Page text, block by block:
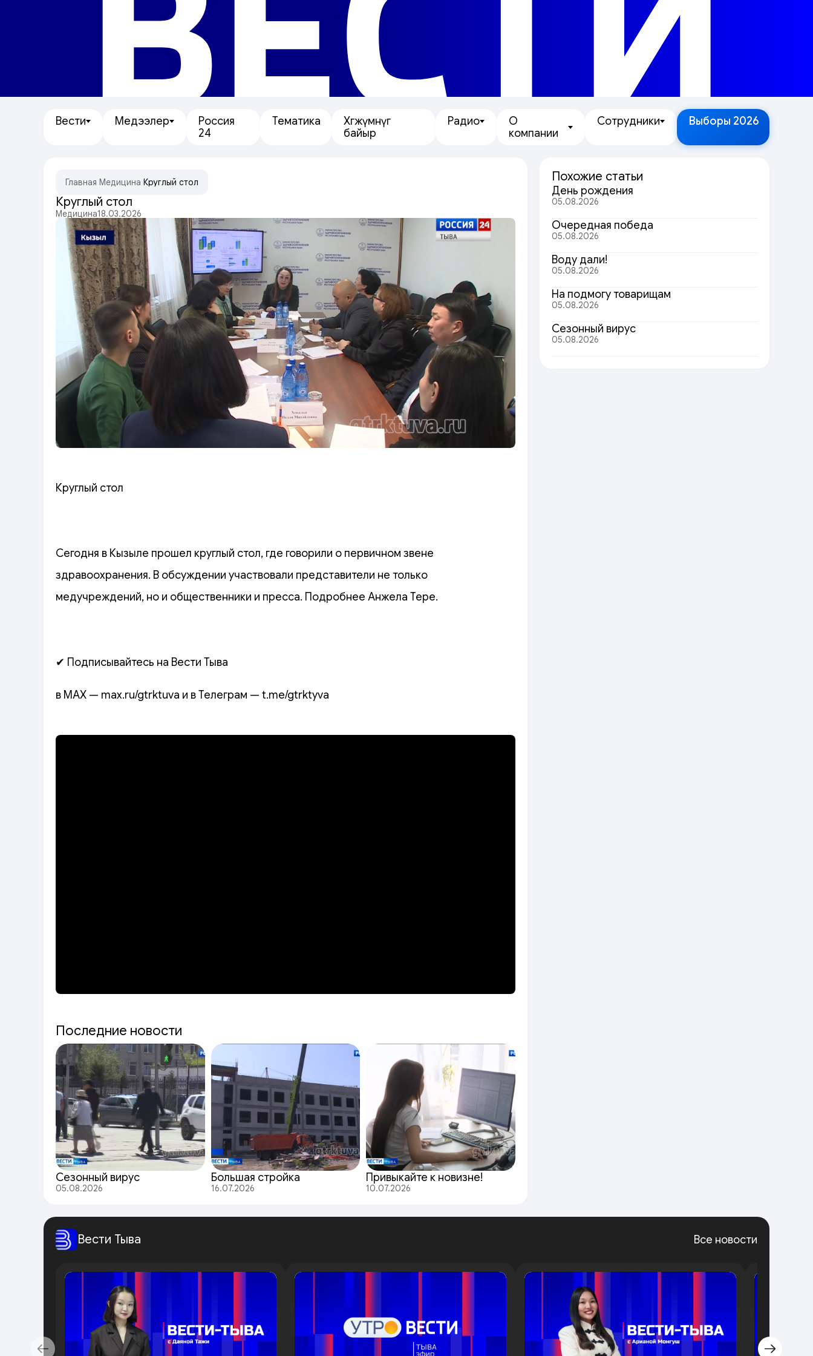
ВЕСТИ
Вести Медээлер
Россия
24
Тематика
Хөгжүмнүг
байыр
Радио
О
компании
Сотрудники Выборы 2026
Главная Медицина Круглый стол
Круглый стол
Медицина18.03.2026
Круглый стол
Сегодня в Кызыле прошел круглый стол, где говорили о первичном звене
здравоохранения. В обсуждении участвовали представители не только
медучреждений, но и общественники и пресса. Подробнее Анжела Тере.
✔ Подписывайтесь на Вести Тыва
в MAX — max.ru/gtrktuva и в Телеграм — t.me/gtrktyva
Последние новости
Сезонный вирус
05.08.2026
Большая стройка
16.07.2026
Привыкайте к новизне!
10.07.2026
Похожие статьи
День рождения
05.08.2026
Очередная победа
05.08.2026
Воду дали!
05.08.2026
На подмогу товарищам
05.08.2026
Сезонный вирус
05.08.2026
Вести Тыва Все новости